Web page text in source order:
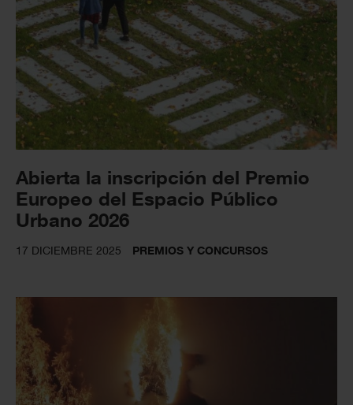
Abierta la inscripción del Premio
Europeo del Espacio Público
Urbano 2026
17 DICIEMBRE 2025 PREMIOS Y CONCURSOS